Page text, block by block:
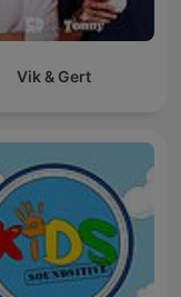
Vik & Gert